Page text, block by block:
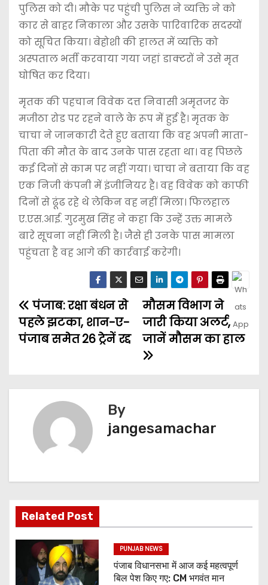
पुलिस को दी। मौके पर पहुंची पुलिस ने व्यक्ति ने को
कार से बाहर निकाला और उसके पारिवारिक सदस्यों
को सूचित किया। बेहोशी की हालत में व्यक्ति को
अस्पताल भर्ती करवाया गया जहां डाक्टरों ने उसे मृत
घोषित कर दिया।
मृतक की पहचान विवेक दत्त निवासी अमृतजर के
मजीठा रोड पर रहने वाले के रूप में हुई है। मृतक के
चाचा ने जानकारी देते हुए बताया कि वह अपनी माता-
पिता की मौत के बाद उनके पास रहता था। वह पिछले
कई दिनों से काम पर नहीं गया। चाचा ने बताया कि वह
एक निजी कंपनी में इंजीनियर है। वह विवेक को काफी
दिनों से ढूंढ रहे थे लेकिन वह नहीं मिला। फिलहाल
ए.एस.आई. गुरमुख सिंह ने कहा कि उन्हें उक्त मामले
बारे सूचना नहीं मिली है। जैसे ही उनके पास मामला
पहुंचता है वह आगे की कार्रवाई करेगी।
मौसम विभाग ने
जारी किया अलर्ट,
जानें मौसम का हाल
पंजाब: रक्षा बंधन से
पहले झटका, शान-ए-
पंजाब समेत 26 ट्रेनें रद्द
By
jangesamachar
Related Post
PUNJAB NEWS
पंजाब विधानसभा में आज कई महत्वपूर्ण
बिल पेश किए गए: CM भगवंत मान